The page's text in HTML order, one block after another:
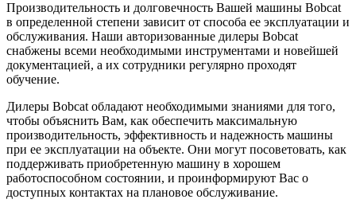
Производительность и долговечность Вашей машины Bobcat
в определенной степени зависит от способа ее эксплуатации и
обслуживания. Наши авторизованные дилеры Bobcat
снабжены всеми необходимыми инструментами и новейшей
документацией, а их сотрудники регулярно проходят
обучение.
Дилеры Bobcat обладают необходимыми знаниями для того,
чтобы объяснить Вам, как обеспечить максимальную
производительность, эффективность и надежность машины
при ее эксплуатации на объекте. Они могут посоветовать, как
поддерживать приобретенную машину в хорошем
работоспособном состоянии, и проинформируют Вас о
доступных контактах на плановое обслуживание.